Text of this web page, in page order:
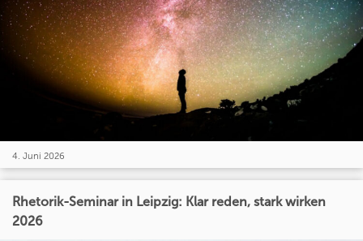
4. Juni 2026
Rhetorik-Seminar in Leipzig: Klar reden, stark wirken
2026